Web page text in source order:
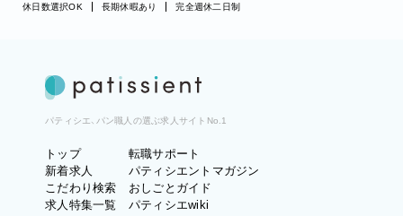
休日数選択OK
長期休暇あり 完全週休二日制
パティシエ、パン職人の選ぶ求人サイトNo.1
トップ
新着求人
こだわり検索
求人特集一覧
転職サポート
パティシエントマガジン
おしごとガイド
パティシエwiki